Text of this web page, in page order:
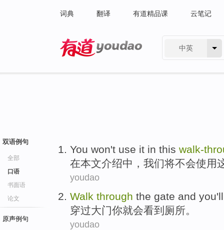
词典 翻译 有道精品课 云笔记
中英
双语例句
全部
口语
书面语
论文
原声例句
You won't use it in this walk-
在本文介绍中，我们将不会使用
youdao
Walk through the gate and you'll
穿过大门你就会看到 厕所。
youdao